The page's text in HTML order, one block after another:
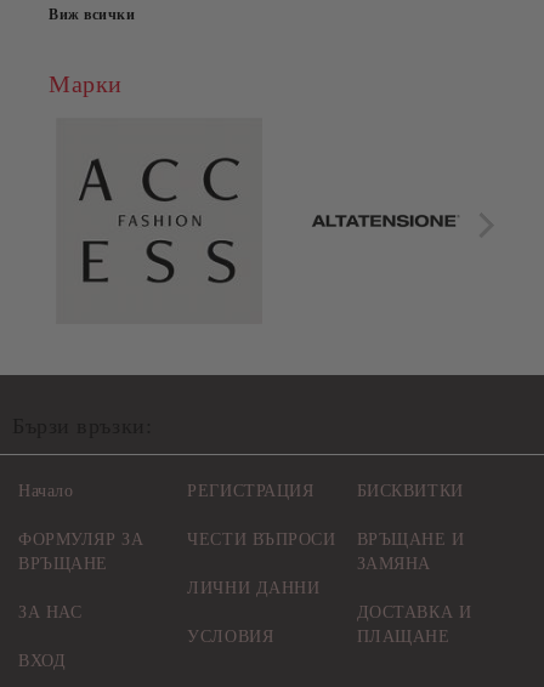
Виж всички
Марки
Начало
ФОРМУЛЯР ЗА
ВРЪЩАНЕ
ЗА НАС
ВХОД
РЕГИСТРАЦИЯ
ЧЕСТИ ВЪПРОСИ
ЛИЧНИ ДАННИ
УСЛОВИЯ
БИСКВИТКИ
ВРЪЩАНЕ И
ЗАМЯНА
ДОСТАВКА И
ПЛАЩАНЕ